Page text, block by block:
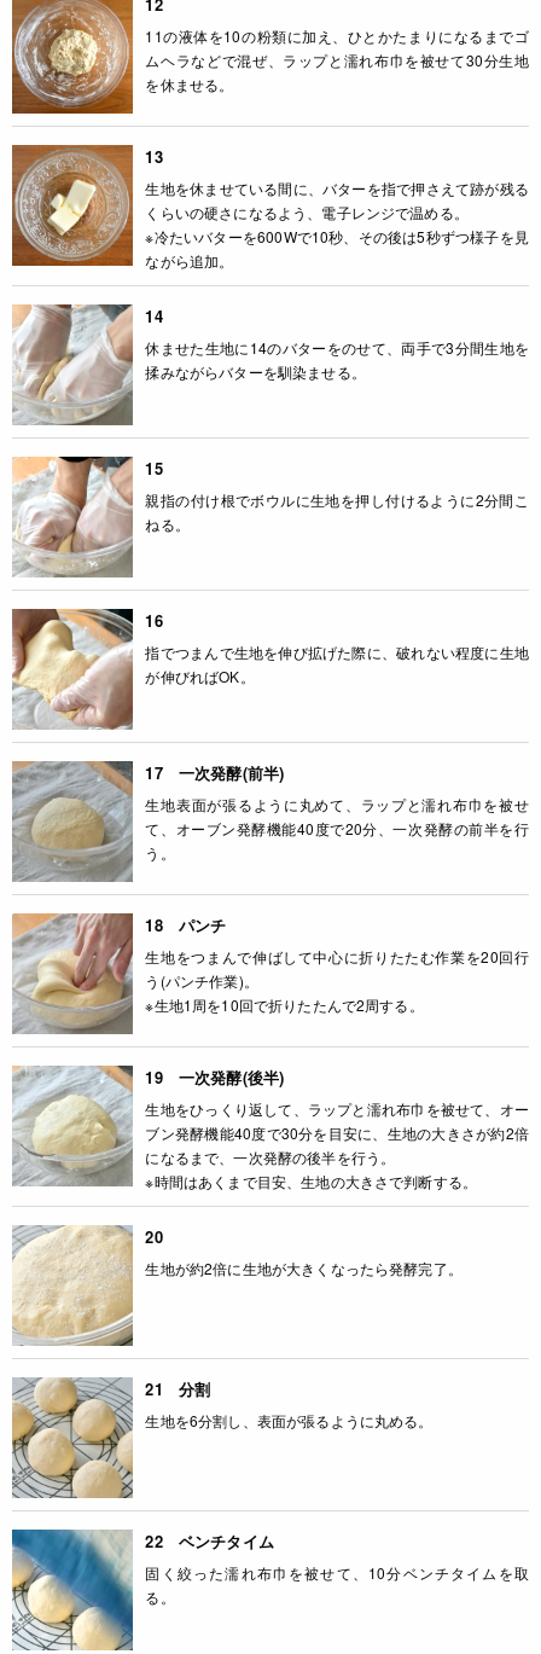
12
11の液体を10の粉類に加え、ひとかたまりになるまでゴ
ムヘラなどで混ぜ、ラップと濡れ布巾を被せて30分生地
を休ませる。
13
生地を休ませている間に、バターを指で押さえて跡が残る
くらいの硬さになるよう、電子レンジで温める。
※冷たいバターを600Wで10秒、その後は5秒ずつ様子を見
ながら追加。
14
休ませた生地に14のバターをのせて、両手で3分間生地を
揉みながらバターを馴染ませる。
15
親指の付け根でボウルに生地を押し付けるように2分間こ
ねる。
16
指でつまんで生地を伸び拡げた際に、破れない程度に生地
が伸びればOK。
17 一次発酵(前半)
生地表面が張るように丸めて、ラップと濡れ布巾を被せ
て、オーブン発酵機能40度で20分、一次発酵の前半を行
う。
18 パンチ
生地をつまんで伸ばして中心に折りたたむ作業を20回行
う(パンチ作業)。
※生地1周を10回で折りたたんで2周する。
19 一次発酵(後半)
生地をひっくり返して、ラップと濡れ布巾を被せて、オー
ブン発酵機能40度で30分を目安に、生地の大きさが約2倍
になるまで、一次発酵の後半を行う。
※時間はあくまで目安、生地の大きさで判断する。
20
生地が約2倍に生地が大きくなったら発酵完了。
21 分割
生地を6分割し、表面が張るように丸める。
22 ベンチタイム
固く絞った濡れ布巾を被せて、10分ベンチタイムを取
る。